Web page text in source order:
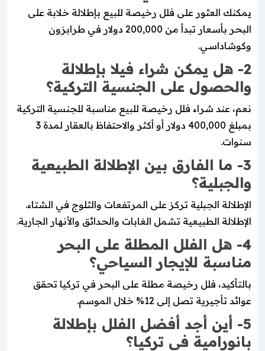
يمكنك العثور على فلل رخيصة للبيع بإطلالة خلابة على
البحر بأسعار تبدأ من 200,000 دولار في طرابزون
وكوشاداسي.
2- هل يمكن شراء فيلا بإطلالة
والحصول على الجنسية التركية؟
نعم، عند شراء فلل رخيصة للبيع مناسبة للجنسية التركية
بمبلغ 400,000 دولار أو أكثر والاحتفاظ بالعقار لمدة 3
سنوات.
3- ما الفارق بين الإطلالة الطبيعية
والجبلية؟
الإطلالة الجبلية تركز على المرتفعات والثلوج في الشتاء.
الإطلالة الطبيعية تشمل الغابات والحدائق والأنهار الجارية.
4- هل الفلل المطلة على البحر
مناسبة للإيجار السياحي؟
بالتأكيد، فلل رخيصة مطلة على البحر في تركيا تحقق
عوائد تأجيرية تصل إلى 12% خلال الموسم.
5- أين أجد أفضل الفلل بإطلالة
بانورامية في تركيا؟